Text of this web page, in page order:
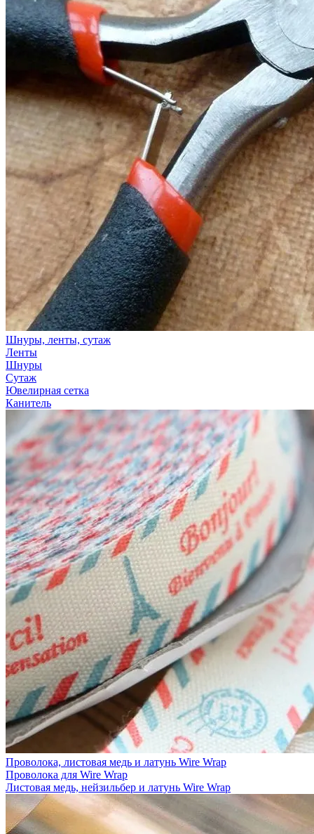
Шнуры, ленты, сутаж
Ленты
Шнуры
Сутаж
Ювелирная сетка
Канитель
Проволока, листовая медь и латунь Wire Wrap
Проволока для Wire Wrap
Листовая медь, нейзильбер и латунь Wire Wrap